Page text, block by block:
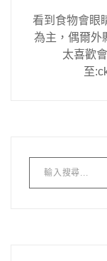
看到食物會眼
為主，偶爾外
太喜歡
至